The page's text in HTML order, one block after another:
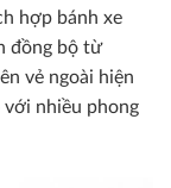
hợp bánh xe
đồng bộ từ
vẻ ngoài hiện
với nhiều phong